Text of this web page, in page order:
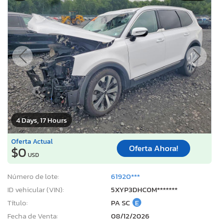
4 Days, 17 Hours
Oferta Actual
$0 USD
Oferta Ahora!
Número de lote:
61920***
ID vehicular (VIN):
5XYP3DHC0M*******
Título:
PA SC E
Fecha de Venta:
08/12/2026